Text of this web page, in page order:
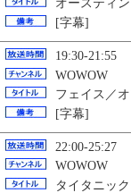
オースティ
[字幕]
19:30-21:55
WOWOW
フェイス／
[字幕]
22:00-25:27
WOWOW
タイタニッ